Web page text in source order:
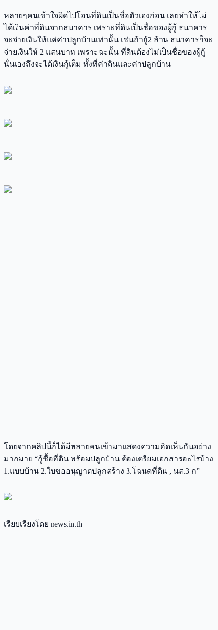
หลายๆคนเข้าใจผิดไปโอนที่ดินเป็นชื่อตัวเองก่อน เลยทำให้ไม่
ได้เงินค่าที่ดินจากธนาคาร เพราะที่ดินเป็นชื่อของผู้กู้ ธนาคาร
จะจ่ายเงินให้แค่ค่าปลูกบ้านเท่านั้น เช่นถ้ากู้2 ล้าน ธนาคารก็จะ
จ่ายเงินให้ 2 แสนบาท เพราะฉะนั้น ที่ดินต้องไม่เป็นชื่อของผู้กู้
นั่นเองถึงจะได้เงินกู้เต็ม ทั้งที่ค่าดินและค่าปลูกบ้าน
โดยจากคลิปนี้ก็ได้มีหลายคนเข้ามาแสดงความคิดเห็นกันอย่าง
มากมาย “กู้ซื้อที่ดิน พร้อมปลูกบ้าน ต้องเตรียมเอกสารอะไรบ้าง
1.แบบบ้าน 2.ใบขออนุญาตปลูกสร้าง 3.โฉนดที่ดิน , นส.3 ก”
เรียบเรียงโดย news.in.th